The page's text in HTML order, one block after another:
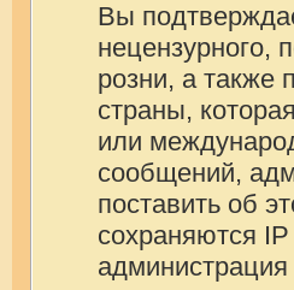
Вы
нецензурного,
розни, а
страны,
или
сообщений,
поставить об
сохраняются